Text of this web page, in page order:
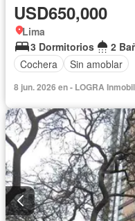
USD650,000
Lima
3 Dormitorios
2
Cochera
Sin amoblar
8 jun. 2026 en - LOGRA